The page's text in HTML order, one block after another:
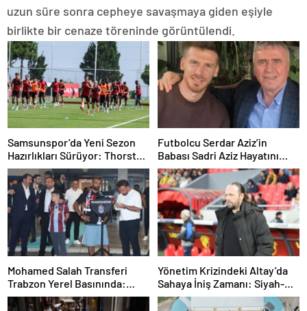
uzun süre sonra cepheye savaşmaya giden eşiyle
birlikte bir cenaze töreninde görüntülendi.
Samsunspor’da Yeni Sezon
Hazırlıkları Sürüyor: Thorsten
Fink Yönetiminde İdman
Futbolcu Serdar Aziz’in
Babası Sadri Aziz Hayatını
Kaybetti
Mohamed Salah Transferi
Trabzon Yerel Basınında:
‘Mısır Kralı Trabzon’da’
Yönetim Krizindeki Altay’da
Sahaya İniş Zamanı: Siyah-
Beyazlılar Topbaşı Yapıyor